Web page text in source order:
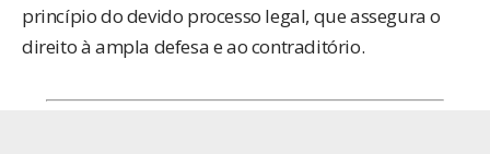
princípio do devido processo legal, que assegura o
direito à ampla defesa e ao contraditório.